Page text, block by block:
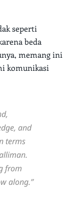
seperti
beda
memang ini
komunikasi
and
terms
from
along.”